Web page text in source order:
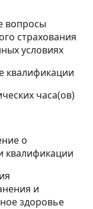
вопросы
страхования
условиях
квалификации
часа(ов)
о
квалификации
и
здоровье